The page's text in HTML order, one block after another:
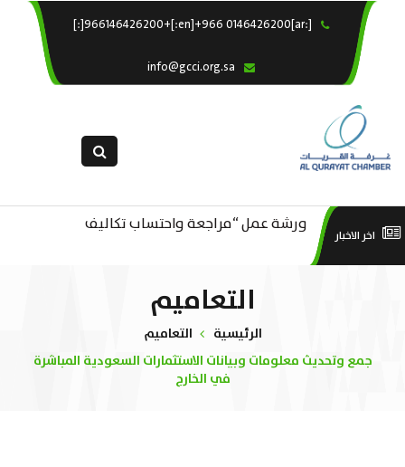
[:ar]966146426200+[:en]+966 0146426200[:] ×
خدماتنا
التقديم الالكترونى
اخر الاخبار
ورشة عمل “مراجعة واحتساب تكاليف
لقطاع الترفيه – الثقافة – السياحة”
التعاميم
الرئيسية
التعاميم
جمع وتحديث معلومات وبيانات الاستثمارات السعودية المباشرة
في الخارج